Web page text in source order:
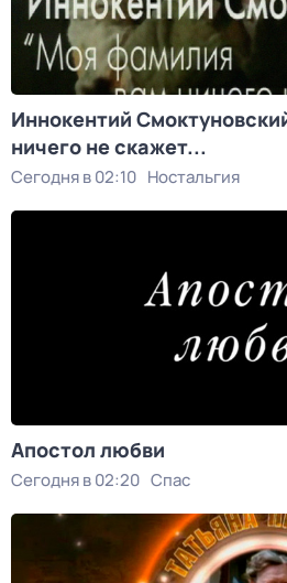
Иннокентий
ничего не скажет...
Сегодня в 02:10 Ностальгия
Апостол любви
Сегодня в 02:20 Спас